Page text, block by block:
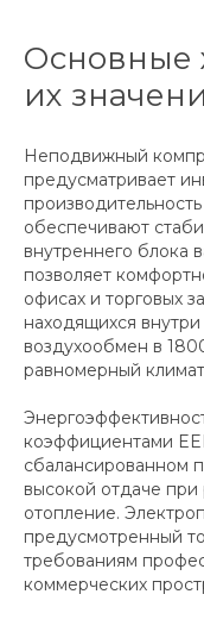
Основные
их
Неподвижный
предусматривает
обеспечивают
внутреннего блока
позволяет
офисах и торговых
находящихся
воздухообмен в
равномерный
коэффициентами
сбалансированном
высокой отдаче
отопление.
предусмотренный
требованиям
коммерческих